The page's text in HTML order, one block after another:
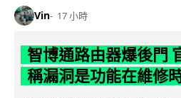
Vin 17 小時
智博通路由器爆後門
稱漏洞是功能在維修